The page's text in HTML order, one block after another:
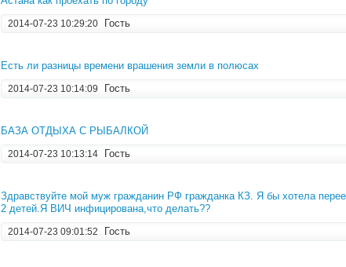
2014-07-23 10:29:20 Гость
Есть ли разницы времени врашения земли в полюсах
2014-07-23 10:14:09 Гость
БАЗА ОТДЫХА С РЫБАЛКОЙ
2014-07-23 10:13:14 Гость
Здравствуйте мой муж гражданин РФ гражданка КЗ. Я бы хотела
2 детей.Я ВИЧ инфицирована,что делать??
2014-07-23 09:01:52 Гость